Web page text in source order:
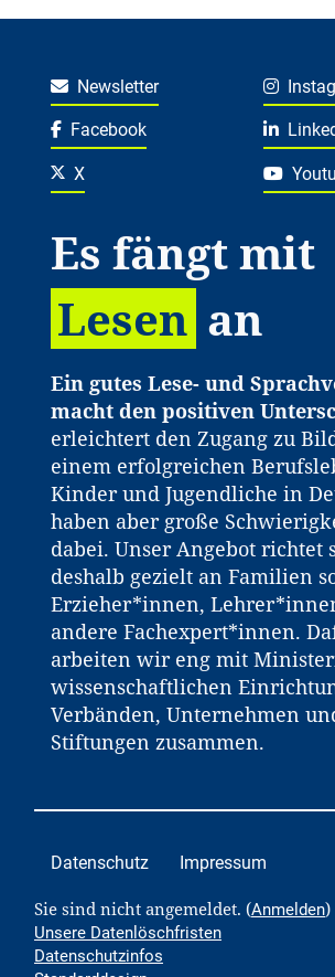
Newsletter
Facebook
X
Es fängt mit
Lesen an
Ein gutes Lese- und
macht den positiven
erleichtert den Zugang zu
einem erfolgreichen
Kinder und Jugendliche in
haben aber große
dabei. Unser Angebot richtet
deshalb gezielt an Familien
Erzieher*innen,
andere Fachexpert*innen.
arbeiten wir eng mit
wissenschaftlichen
Verbänden, Unternehmen
Stiftungen zusammen.
Datenschutz Impressum
Sie sind nicht angemeldet. (Anmelden)
Unsere Datenlöschfristen
Datenschutzinfos